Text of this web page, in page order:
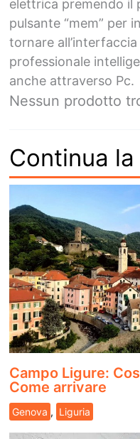
elettrica premendo il
pulsante “mem” per
tornare
professionale
anche attraverso Pc.
Nessun prodotto
Continua
Campo Ligure:
Come arrivare
Genova , Liguria